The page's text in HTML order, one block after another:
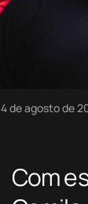
4 de agosto de
Com